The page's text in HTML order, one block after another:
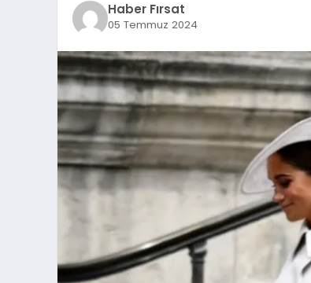
Haber Fırsat
05 Temmuz 2024